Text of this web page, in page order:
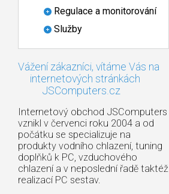
Regulace a monitorování
Služby
Vážení zákazníci, vítáme Vás na
internetových stránkách
JSComputers.cz
Internetový obchod JSComputers
vznikl v červenci roku 2004 a od
počátku se specializuje na
produkty vodního chlazení, tuning
doplňků k PC, vzduchového
chlazení a v neposlední řadě taktéž
realizací PC sestav.